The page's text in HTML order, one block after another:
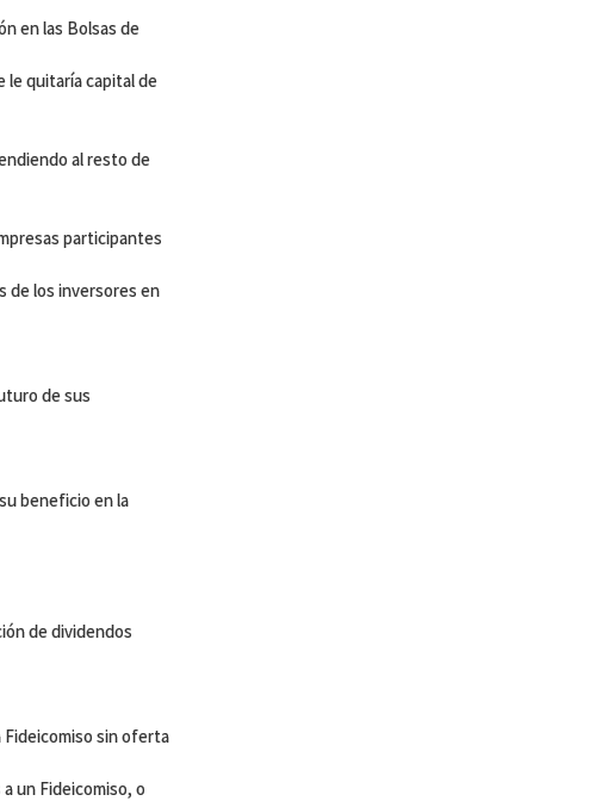
en las Bolsas de
le quitaría capital de
al resto de
participantes
de los inversores en
de sus
beneficio en la
de dividendos
Fideicomiso sin oferta
un Fideicomiso, o